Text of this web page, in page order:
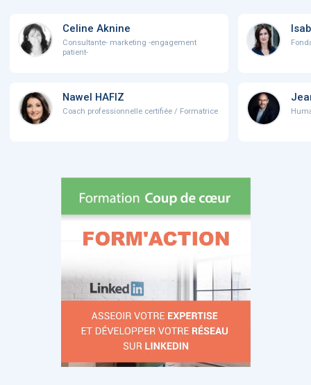
Celine Aknine
Consultante- marketing -engagement
patient-
Nawel HAFIZ
Coach professionnelle certifiée / Formatrice